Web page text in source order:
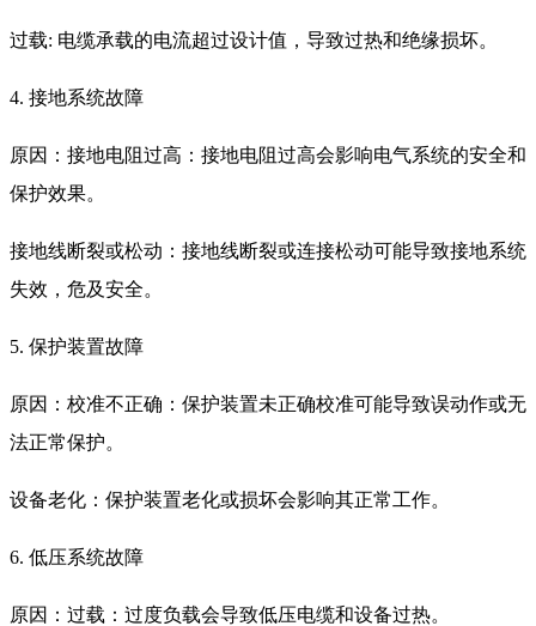
过载: 电缆承载的电流超过设计值，导致过热和绝缘损坏。
4. 接地系统故障
原因：接地电阻过高：接地电阻过高会影响电气系统的安全和
保护效果。
接地线断裂或松动：接地线断裂或连接松动可能导致接地系统
失效，危及安全。
5. 保护装置故障
原因：校准不正确：保护装置未正确校准可能导致误动作或无
法正常保护。
设备老化：保护装置老化或损坏会影响其正常工作。
6. 低压系统故障
原因：过载：过度负载会导致低压电缆和设备过热。